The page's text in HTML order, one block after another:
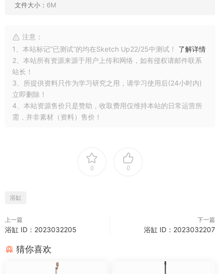
文件大小： 6M
注意：
1、本站标记“已测试”的均在Sketch Up22/25中测试！ 了解详情
2、本站所有资源来源于用户上传和网络，如有侵权请邮件联系
站长！
3、所提供资料只作为学习研究之用，请学习使用后(24小时内)
立即删除！
4、本站资源售价只是赞助，收取费用仅维持本站的日常运营所
需，并非素材（资料）售价！
0 0
浴缸
上一篇
浴缸 ID：2023032205
下一篇
浴缸 ID：2023032207
猜你喜欢